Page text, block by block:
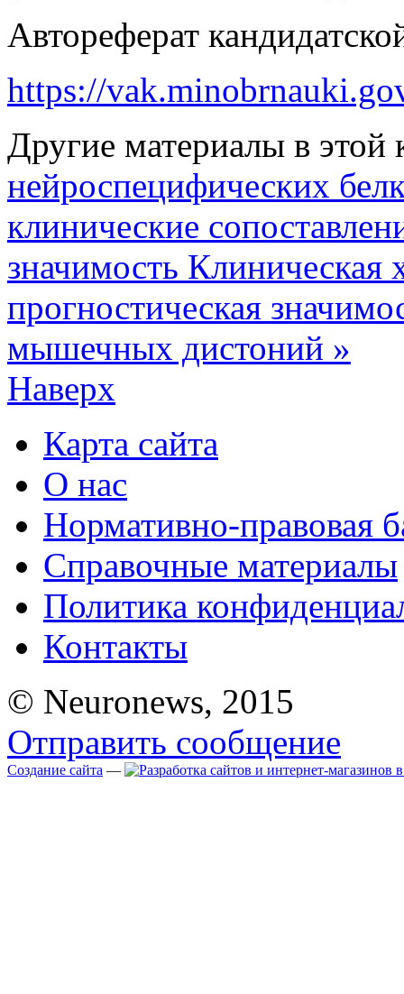
Автореферат
https://
Другие материалы в этой
нейроспецифических
клинические
значимость Клиническая
прогностическая
мышечных дистоний »
Наверх
Карта сайта
О нас
Нормативно-правовая
Справочные материалы
Политика
Контакты
© Neuronews, 2015
Отправить сообщение
Создание сайта —